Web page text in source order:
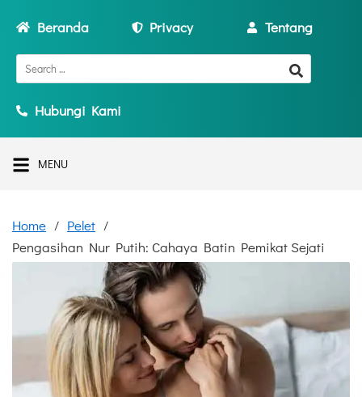
Beranda Privacy Tentang
Hubungi Kami
MENU
Home
Pelet
Pengasihan Nur Putih: Cahaya Batin Pemikat Sejati